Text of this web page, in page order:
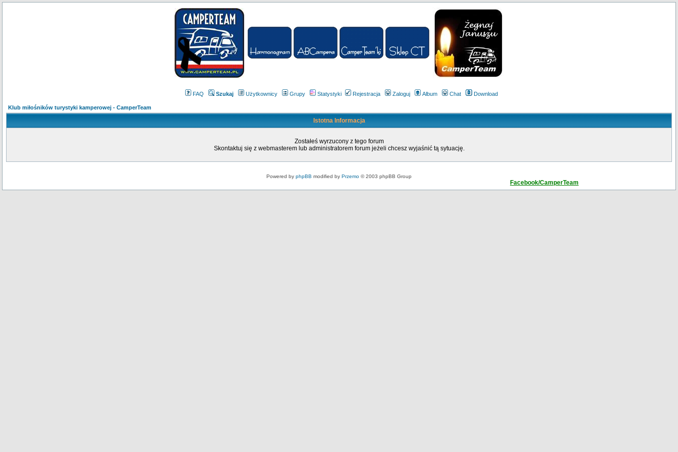
FAQ Szukaj Użytkownicy Grupy Statystyki Rejestracja Zaloguj Album Chat Download
Klub miłośników turystyki kamperowej - CamperTeam
Istotna Informacja
Zostałeś wyrzucony z tego forum
Skontaktuj się z webmasterem lub administratorem forum jeżeli chcesz wyjaśnić tą sytuację.
Powered by phpBB modified by Przemo © 2003 phpBB Group
Facebook/CamperTeam